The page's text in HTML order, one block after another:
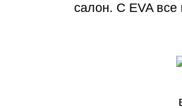
салон. С EVA все